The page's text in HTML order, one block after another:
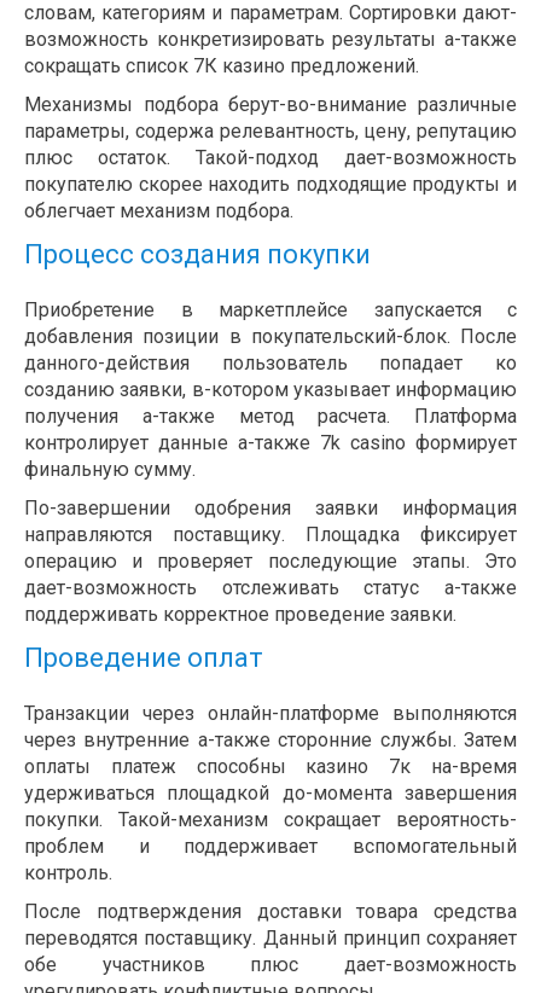
словам, категориям и параметрам. Сортировки дают-
возможность конкретизировать результаты а-также
сокращать список 7К казино предложений.
Механизмы подбора берут-во-внимание различные
параметры, содержа релевантность, цену, репутацию
плюс остаток. Такой-подход дает-возможность
покупателю скорее находить подходящие продукты и
облегчает механизм подбора.
Процесс создания покупки
Приобретение в маркетплейсе запускается с
добавления позиции в покупательский-блок. После
данного-действия пользователь попадает ко
созданию заявки, в-котором указывает информацию
получения а-также метод расчета. Платформа
контролирует данные а-также 7k casino формирует
финальную сумму.
По-завершении одобрения заявки информация
направляются поставщику. Площадка фиксирует
операцию и проверяет последующие этапы. Это
дает-возможность отслеживать статус а-также
поддерживать корректное проведение заявки.
Проведение оплат
Транзакции через онлайн-платформе выполняются
через внутренние а-также сторонние службы. Затем
оплаты платеж способны казино 7к на-время
удерживаться площадкой до-момента завершения
покупки. Такой-механизм сокращает вероятность-
проблем и поддерживает вспомогательный
контроль.
После подтверждения доставки товара средства
переводятся поставщику. Данный принцип сохраняет
обе участников плюс дает-возможность